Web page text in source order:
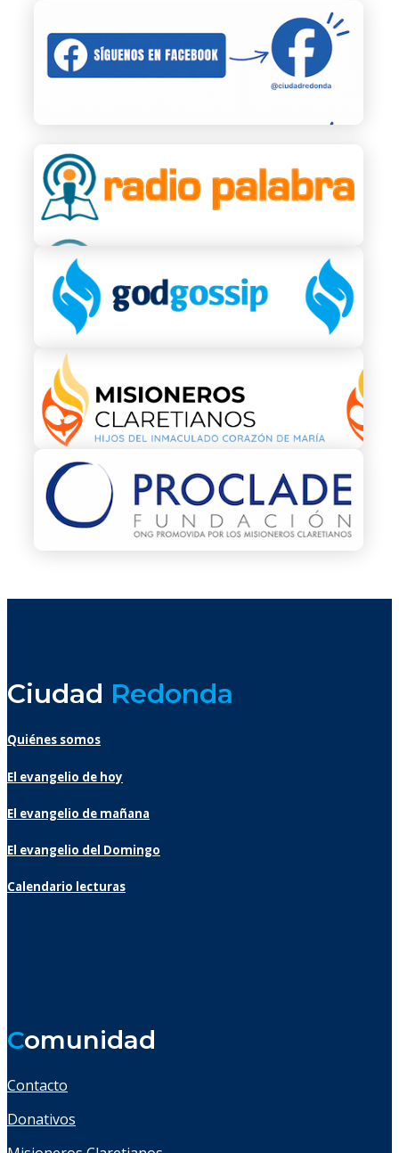
Ciudad Redonda
Quiénes somos
El evangelio de hoy
El evangelio de mañana
El evangelio del Domingo
Calendario lecturas
Comunidad
Contacto
Donativos